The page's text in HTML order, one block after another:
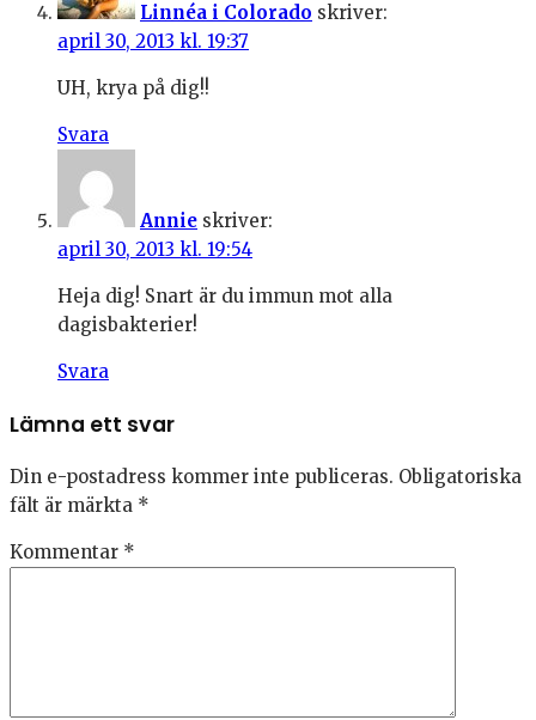
Linnéa i Colorado skriver:
april 30, 2013 kl. 19:37
UH, krya på dig!!
Svara
Annie skriver:
april 30, 2013 kl. 19:54
Heja dig! Snart är du immun mot alla
dagisbakterier!
Svara
Lämna ett svar
Din e-postadress kommer inte publiceras. Obligatoriska
fält är märkta *
Kommentar *